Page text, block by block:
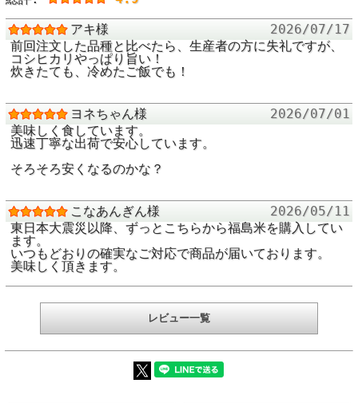
採取場所
須賀川市
放射性セシウム
134+137
測定下限値未満
検査元
ふくしまの恵み安全対策協議会
検査機器
(連続型)BGO式シンチレーション検査
測定下限値
25Bq/kg
食品衛生法セシウ
ム新規制値
100Bq/kg
アキ様
2026/07/17
前回注文した品種と比べたら、生産者の方に失礼ですが、
コシヒカリやっぱり旨い！
炊きたても、冷めたご飯でも！
ヨネちゃん様
2026/07/01
美味しく食しています。
迅速丁寧な出荷で安心しています。
そろそろ安くなるのかな？
こなあんぎん様
2026/05/11
東日本大震災以降、ずっとこちらから福島米を購入してい
ます。
いつもどおりの確実なご対応で商品が届いております。
美味しく頂きます。
レビュー一覧